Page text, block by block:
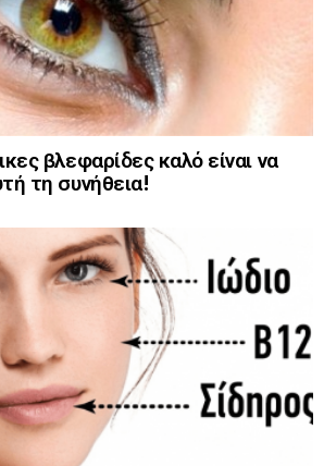
βλεφαρίδες καλό είναι να
τη συνήθεια!